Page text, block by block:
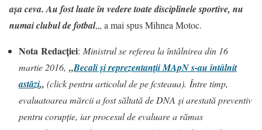
aşa ceva. Au fost luate în vedere toate disciplinele sportive, nu
numai clubul de fotbal„, a mai spus Mihnea Motoc.
Nota Redacției: Ministrul se referea la întâlnirea din 16
martie 2016, „Becali şi reprezentanţii MApN s-au întâlnit
astăzi„ (click pentru articolul de pe fcsteaua). Între timp,
evaluatoarea mărcii a fost săltată de DNA și arestată preventiv
pentru corupție, iar procesul de evaluare a rămas